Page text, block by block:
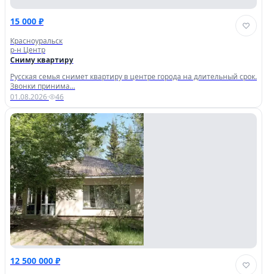
15 000 ₽
Красноуральск
р-н Центр
Сниму квартиру
Русская семья снимет квартиру в центре города на длительный срок.
Звонки принима...
01.08.2026· 46
12 500 000 ₽